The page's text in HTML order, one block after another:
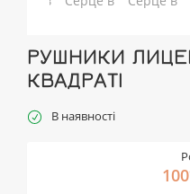
РУШНИКИ
КВАДРАТІ
В наявності